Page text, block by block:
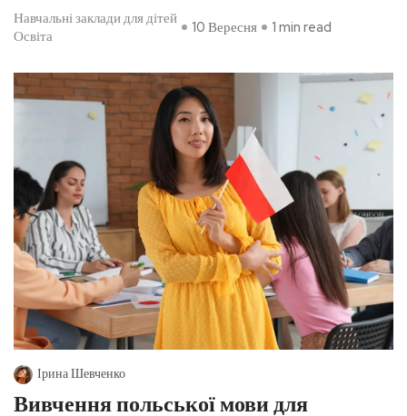
Навчальні заклади для дітей
Освіта
10 Вересня 1 min read
Ірина Шевченко
Вивчення польської мови для